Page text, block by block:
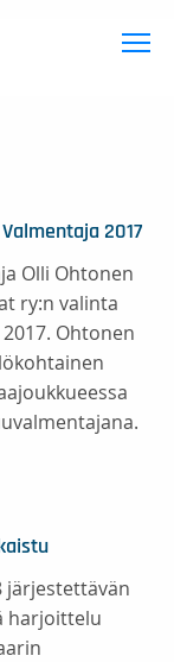
2017
Olli Ohtonen
ry:n valinta
Ohtonen
järjestettävän
harjoittelu